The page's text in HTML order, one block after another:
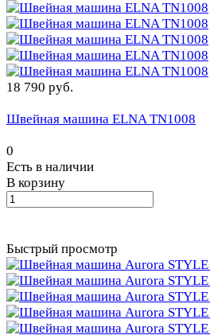
18 790 руб.
Швейная машина ELNA TN1008
0
Есть в наличии
В корзину
Быстрый просмотр